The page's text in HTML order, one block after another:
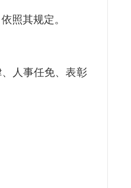
照其规定。
人事任免、表彰